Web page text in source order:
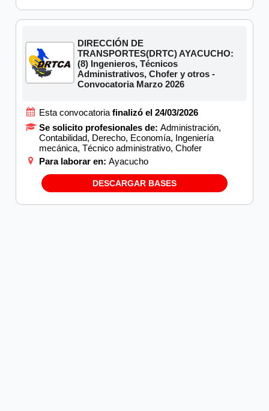
DIRECCIÓN DE
TRANSPORTES(DRTC) AYACUCHO:
(8) Ingenieros, Técnicos
Administrativos, Chofer y otros -
Convocatoria Marzo 2026
Esta convocatoria finalizó el 24/03/2026
Se solicito profesionales de: Administración,
Contabilidad, Derecho, Economía, Ingeniería
mecánica, Técnico administrativo, Chofer
Para laborar en: Ayacucho
DESCARGAR BASES